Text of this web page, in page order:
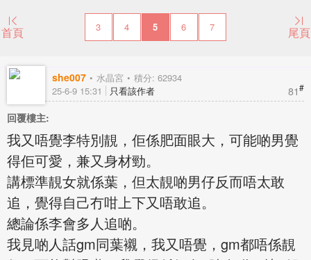
首頁 3 4 5 6 7 尾頁
she007 水晶宮 積分: 62934
81#
25-6-9 15:31 只看該作者
回覆樓主:
我又唔覺李特別靚，佢係肥面眼大，可能啲男覺
得佢可愛，兼又身材勁。
講標準靚女就係葉，但太靚啲男仔反而唔太敢
追，覺得自己冇咁上下又唔敢追。
總論係李會多人追啲。
我見啲人話gm同葉襯，我又唔覺，gm都唔係靚